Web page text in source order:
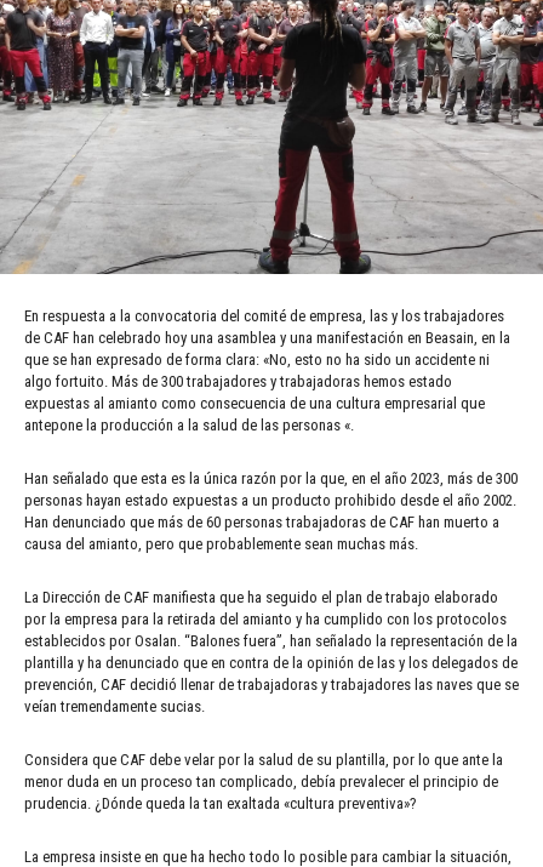
En respuesta a la convocatoria del comité de empresa, las y los trabajadores
de CAF han celebrado hoy una asamblea y una manifestación en Beasain, en la
que se han expresado de forma clara: «No, esto no ha sido un accidente ni
algo fortuito. Más de 300 trabajadores y trabajadoras hemos estado
expuestas al amianto como consecuencia de una cultura empresarial que
antepone la producción a la salud de las personas «.
Han señalado que esta es la única razón por la que, en el año 2023, más de 300
personas hayan estado expuestas a un producto prohibido desde el año 2002.
Han denunciado que más de 60 personas trabajadoras de CAF han muerto a
causa del amianto, pero que probablemente sean muchas más.
La Dirección de CAF manifiesta que ha seguido el plan de trabajo elaborado
por la empresa para la retirada del amianto y ha cumplido con los protocolos
establecidos por Osalan. “Balones fuera”, han señalado la representación de la
plantilla y ha denunciado que en contra de la opinión de las y los delegados de
prevención, CAF decidió llenar de trabajadoras y trabajadores las naves que se
veían tremendamente sucias.
Considera que CAF debe velar por la salud de su plantilla, por lo que ante la
menor duda en un proceso tan complicado, debía prevalecer el principio de
prudencia. ¿Dónde queda la tan exaltada «cultura preventiva»?
La empresa insiste en que ha hecho todo lo posible para cambiar la situación,